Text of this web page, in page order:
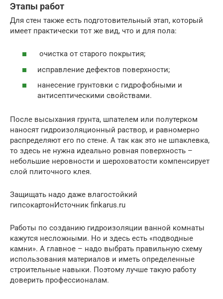
Этапы работ
Для стен также есть подготовительный этап, который
имеет практически тот же вид, что и для пола:
очистка от старого покрытия;
исправление дефектов поверхности;
нанесение грунтовки с гидрофобными и
антисептическими свойствами.
После высыхания грунта, шпателем или полутерком
наносят гидроизоляционный раствор, и равномерно
распределяют его по стене. А так как это не шпаклевка,
то здесь не нужна идеально ровная поверхность –
небольшие неровности и шероховатости компенсирует
слой плиточного клея.
Защищать надо даже влагостойкий
гипсокартонИсточник finkarus.ru
Работы по созданию гидроизоляции ванной комнаты
кажутся несложными. Но и здесь есть «подводные
камни». А главное – надо выбрать правильную схему
использования материалов и иметь определенные
строительные навыки. Поэтому лучше такую работу
доверить профессионалам.